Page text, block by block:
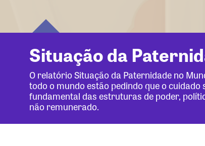
Situação da
O relatório Situação da Paternidade no
todo o mundo estão pedindo que o
fundamental das estruturas de poder,
não remunerado.